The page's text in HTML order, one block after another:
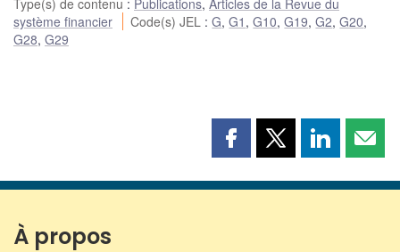
système financier
Code(s) JEL :G,G1 ,G10,G19,G2,G20,
G28, G29
Partager
page
Partager
page
Partager
page page
À propos